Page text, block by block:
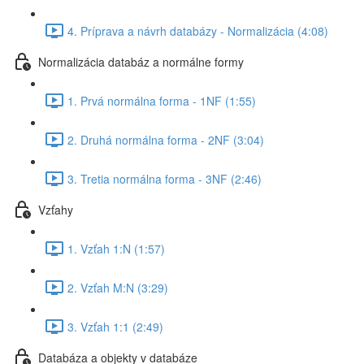
4. Príprava a návrh databázy - Normalizácia (4:08)
Normalizácia databáz a normálne formy
1. Prvá normálna forma - 1NF (1:55)
2. Druhá normálna forma - 2NF (3:04)
3. Tretia normálna forma - 3NF (2:46)
Vzťahy
1. Vzťah 1:N (1:57)
2. Vzťah M:N (3:29)
3. Vzťah 1:1 (2:49)
Databáza a objekty v databáze